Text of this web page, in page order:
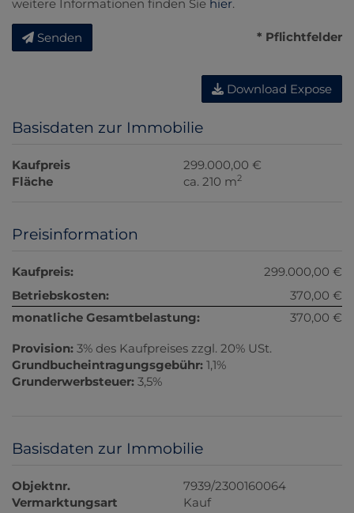
weitere Informationen finden Sie hier.
Senden * Pflichtfelder
Download Expose
Basisdaten zur Immobilie
Kaufpreis
299.000,00 €
Fläche
ca. 210 m2
Preisinformation
Kaufpreis:
299.000,00 €
Betriebskosten:
370,00 €
monatliche Gesamtbelastung:
370,00 €
Provision: 3% des Kaufpreises zzgl. 20% USt.
Grundbucheintragungsgebühr: 1,1%
Grunderwerbsteuer: 3,5%
Basisdaten zur Immobilie
Objektnr.
7939/2300160064
Vermarktungsart
Kauf